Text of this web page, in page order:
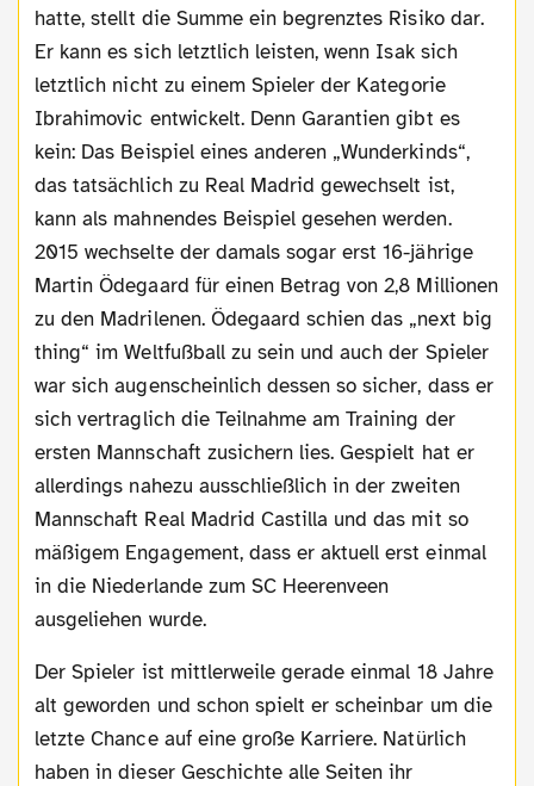
hatte, stellt die Summe ein begrenztes Risiko dar.
Er kann es sich letztlich leisten, wenn Isak sich
letztlich nicht zu einem Spieler der Kategorie
Ibrahimovic entwickelt. Denn Garantien gibt es
kein: Das Beispiel eines anderen „Wunderkinds“,
das tatsächlich zu Real Madrid gewechselt ist,
kann als mahnendes Beispiel gesehen werden.
2015 wechselte der damals sogar erst 16-jährige
Martin Ödegaard für einen Betrag von 2,8 Millionen
zu den Madrilenen. Ödegaard schien das „next big
thing“ im Weltfußball zu sein und auch der Spieler
war sich augenscheinlich dessen so sicher, dass er
sich vertraglich die Teilnahme am Training der
ersten Mannschaft zusichern lies. Gespielt hat er
allerdings nahezu ausschließlich in der zweiten
Mannschaft Real Madrid Castilla und das mit so
mäßigem Engagement, dass er aktuell erst einmal
in die Niederlande zum SC Heerenveen
ausgeliehen wurde.
Der Spieler ist mittlerweile gerade einmal 18 Jahre
alt geworden und schon spielt er scheinbar um die
letzte Chance auf eine große Karriere. Natürlich
haben in dieser Geschichte alle Seiten ihr